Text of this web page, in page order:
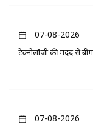
07-08-2026
टेक्नोलॉजी की मदद से
07-08-2026